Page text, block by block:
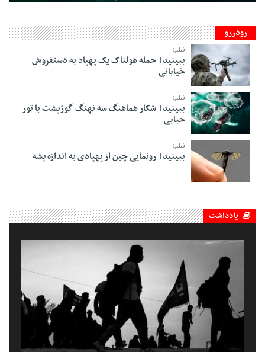
رودررو
فیلم؛
ببینید| حمله هولناک یک پهپاد به دستفروش
خیابانی
فیلم؛
ببینید| شکار هماهنگ سه نهنگ گوژپشت با تور
حبابی
فیلم؛
ببینید| رونمایی چین از پهپادی به اندازه پشه
یادداشت